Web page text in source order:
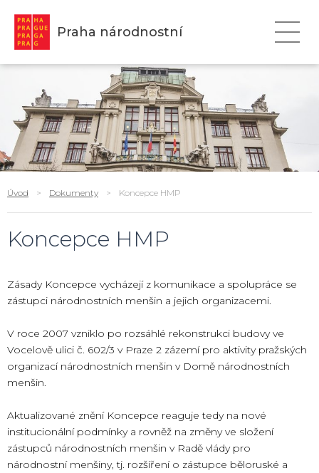
Praha národnostní
Úvod > Dokumenty > Koncepce HMP
Koncepce HMP
Zásady Koncepce vycházejí z komunikace a spolupráce se
zástupci národnostních menšin a jejich organizacemi.
V roce 2007 vzniklo po rozsáhlé rekonstrukci budovy ve
Vocelově ulici č. 602/3 v Praze 2 zázemí pro aktivity pražských
organizací národnostních menšin v Domě národnostních
menšin.
Aktualizované znění Koncepce reaguje tedy na nové
institucionální podmínky a rovněž na změny ve složení
zástupců národnostních menšin v Radě vlády pro
národnostní menšiny, tj. rozšíření o zástupce běloruské a